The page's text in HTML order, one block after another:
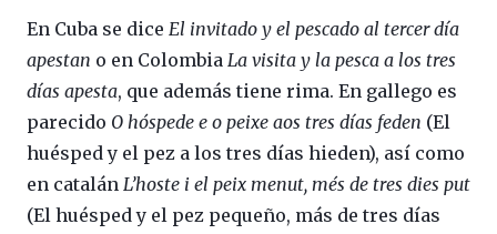
En Cuba se dice El invitado y el pescado al tercer día
apestan o en Colombia La visita y la pesca a los tres
días apesta, que además tiene rima. En gallego es
parecido O hóspede e o peixe aos tres días feden (El
huésped y el pez a los tres días hieden), así como
en catalán L’hoste i el peix menut, més de tres dies put
(El huésped y el pez pequeño, más de tres días